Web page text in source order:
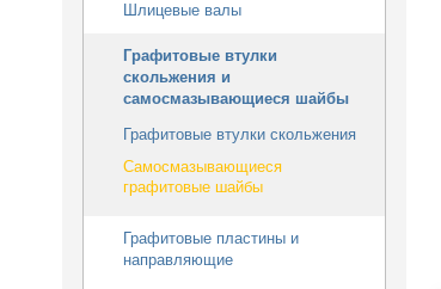
Шлицевые валы
Графитовые втулки
скольжения и
самосмазывающиеся шайбы
Графитовые втулки скольжения
Самосмазывающиеся
графитовые шайбы
Графитовые пластины и
направляющие